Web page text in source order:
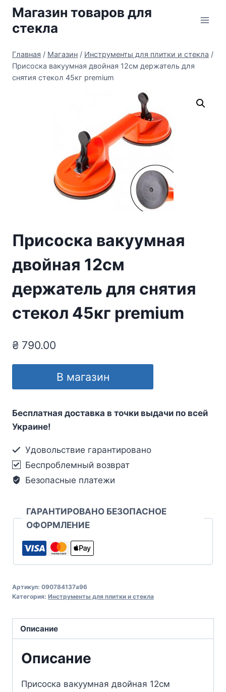
Перейти
содержимому
Магазин товаров для
стекла
Главная / Магазин / Инструменты для плитки и стекла /
Присоска вакуумная двойная 12см держатель для
снятия стекол 45кг premium
Присоска вакуумная
двойная 12см
держатель для снятия
стекол 45кг premium
₴ 790.00
В магазин
Бесплатная доставка в точки выдачи по всей
Украине!
Удовольствие гарантировано
Беспроблемный возврат
Безопасные платежи
ГАРАНТИРОВАНО БЕЗОПАСНОЕ
ОФОРМЛЕНИЕ
Артикул: 090784137a96
Категория: Инструменты для плитки и стекла
Описание
Описание
Присоска вакуумная двойная 12см